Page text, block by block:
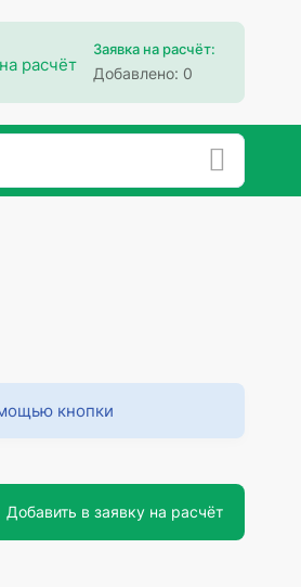
Заявка на расчёт:
Добавлено: 0
кнопки
Добавить в заявку на расчёт